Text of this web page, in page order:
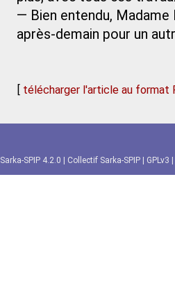
— Bien entendu, Madame
après-demain pour un
[ télécharger l'article au format
Sarka-SPIP 4.2.0 Collectif Sarka-SPIP GPLv3